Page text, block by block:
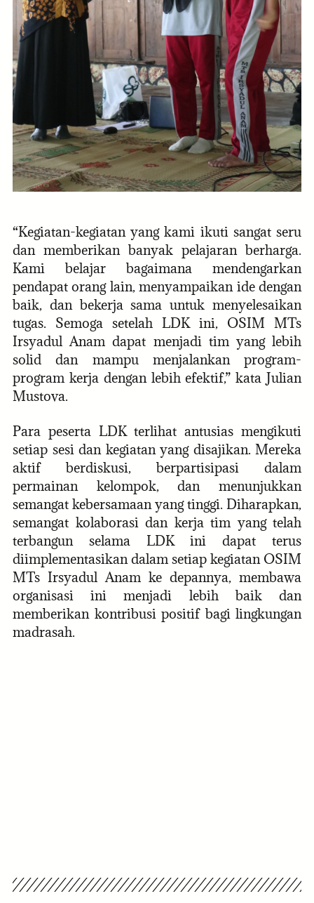
“Kegiatan-kegiatan yang kami ikuti sangat seru
dan memberikan banyak pelajaran berharga.
Kami belajar bagaimana mendengarkan
pendapat orang lain, menyampaikan ide dengan
baik, dan bekerja sama untuk menyelesaikan
tugas. Semoga setelah LDK ini, OSIM MTs
Irsyadul Anam dapat menjadi tim yang lebih
solid dan mampu menjalankan program-
program kerja dengan lebih efektif,” kata Julian
Mustova.
Para peserta LDK terlihat antusias mengikuti
setiap sesi dan kegiatan yang disajikan. Mereka
aktif berdiskusi, berpartisipasi dalam
permainan kelompok, dan menunjukkan
semangat kebersamaan yang tinggi. Diharapkan,
semangat kolaborasi dan kerja tim yang telah
terbangun selama LDK ini dapat terus
diimplementasikan dalam setiap kegiatan OSIM
MTs Irsyadul Anam ke depannya, membawa
organisasi ini menjadi lebih baik dan
memberikan kontribusi positif bagi lingkungan
madrasah.